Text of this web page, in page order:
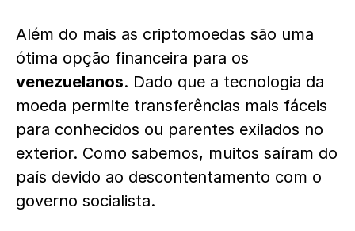
Além do mais as criptomoedas são uma
ótima opção financeira para os
venezuelanos. Dado que a tecnologia da
moeda permite transferências mais fáceis
para conhecidos ou parentes exilados no
exterior. Como sabemos, muitos saíram do
país devido ao descontentamento com o
governo socialista.